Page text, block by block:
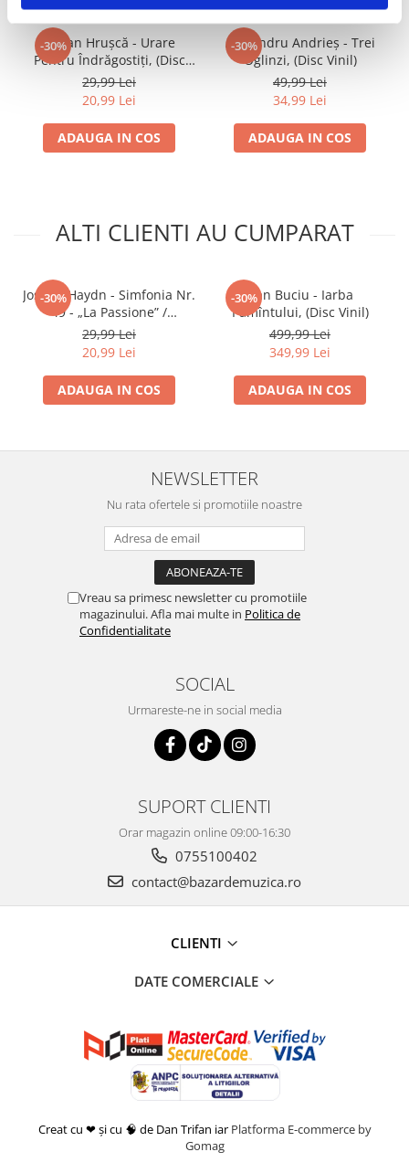
-30%
Ștefan Hrușcă - Urare
Pentru Îndrăgostiți, (Disc
Vinil)
29,99 Lei
20,99 Lei
ADAUGA IN COS
-30%
Alexandru Andrieș - Trei
Oglinzi, (Disc Vinil)
49,99 Lei
34,99 Lei
ADAUGA IN COS
ALTI CLIENTI AU CUMPARAT
-30%
Joseph Haydn - Simfonia Nr.
49 - „La Passione” /
Simfonia Nr. 59 -
„Feuersymphonie”, (Disc
Vinil)
29,99 Lei
20,99 Lei
ADAUGA IN COS
-30%Dan Buciu - Iarba
Pămîntului, (Disc Vinil)
499,99 Lei
349,99 Lei
ADAUGA IN COS
NEWSLETTER
Nu rata ofertele si promotiile noastre
Vreau sa primesc newsletter cu promotiile
magazinului. Afla mai multe in Politica de
Confidentialitate
SOCIAL
Urmareste-ne in social media
SUPORT CLIENTI
Orar magazin online 09:00-16:30
0755100402
contact@bazardemuzica.ro
CLIENTI
DATE COMERCIALE
Creat cu ❤ și cu 🧠 de Dan Trifan iar Platforma E-commerce by
Gomag